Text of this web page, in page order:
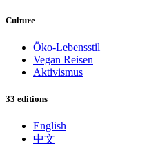
Culture
Öko-Lebensstil
Vegan Reisen
Aktivismus
33 editions
English
中文